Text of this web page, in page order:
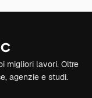
migliori lavori. Oltre
agenzie e studi.